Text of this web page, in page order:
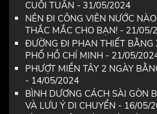
CUỐI TUẦN - 31/05/2024
NÊN ĐI CÔNG VIÊN NƯỚC
THẮC MẮC CHO BẠN! - 21/05/
ĐƯỜNG ĐI PHAN THIẾT BẰNG
PHỐ HỒ CHÍ MINH - 21/05/
PHƯỢT MIỀN TÂY 2 NGÀY
- 14/05/2024
BÌNH DƯƠNG CÁCH SÀI GÒN
VÀ LƯU Ý DI CHUYỂN - 16/05/